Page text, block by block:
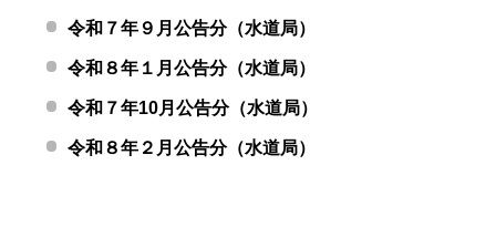
令和７年９月公告分（水道局）
令和８年１月公告分（水道局）
令和７年10月公告分（水道局）
令和８年２月公告分（水道局）